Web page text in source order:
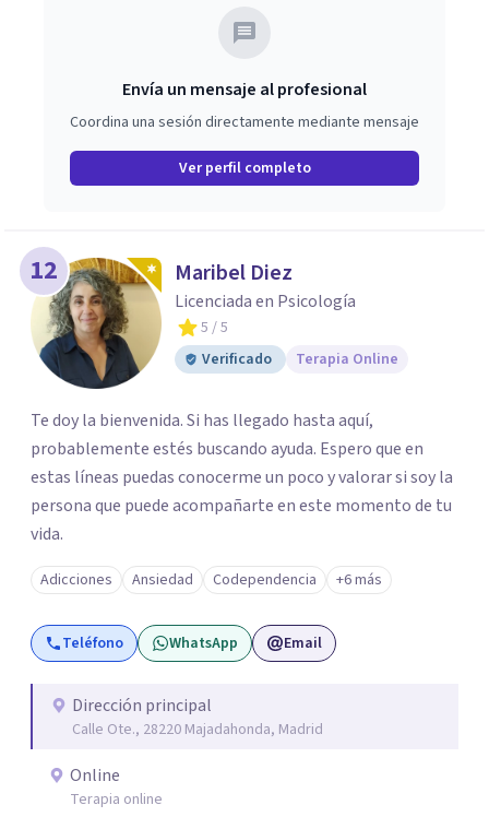
Envía un mensaje al profesional
Coordina una sesión directamente mediante mensaje
Ver perfil completo
12 Maribel Diez
Licenciada en Psicología
5 / 5
Verificado
Terapia Online
Te doy la bienvenida. Si has llegado hasta aquí,
probablemente estés buscando ayuda. Espero que en
estas líneas puedas conocerme un poco y valorar si soy la
persona que puede acompañarte en este momento de tu
vida.
Adicciones Ansiedad Codependencia +6 más
Teléfono WhatsApp Email
Dirección principal
Calle Ote., 28220 Majadahonda, Madrid
Online
Terapia online